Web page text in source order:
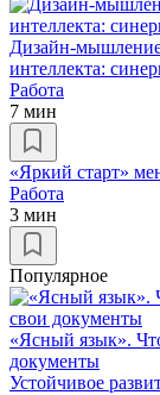
Дизайн-мышление
интеллекта:
Работа
7 мин
«Яркий старт»
Работа
3 мин
Популярное
«Ясный язык».
документы
Устойчивое